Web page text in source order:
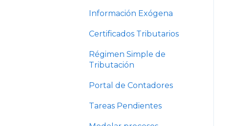
Información Exógena
Certificados Tributarios
Régimen Simple de
Tributación
Portal de Contadores
Tareas Pendientes